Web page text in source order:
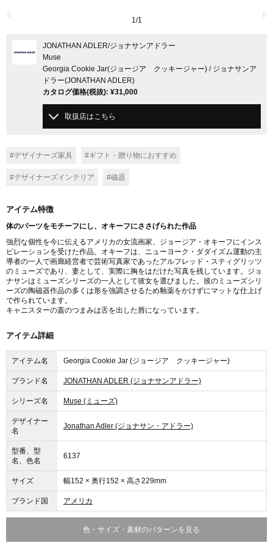
1/1
JONATHAN ADLER/ジョナサンアドラー
Muse
Georgia Cookie Jar(ジョージア クッキージャー) / ジョナサンア
ドラー(JONATHAN ADLER)
カタログ価格(税抜): ¥31,000
取扱店はこちら
#デザイナーズ家具 #ギフト・贈り物におすすめ
#デザイナーズインテリア #磁器
アイテム特徴
体のパーツをモチーフにし、オキーフにささげられた作品
強烈な個性を今に伝えるアメリカの女流画家、ジョージア・オキーフにインス
ピレーションを受けた作品。オキーフは、ニューヨーク・ダダイズム運動の主
導者の一人で画廊経営者で芸術写真家であったアルフレッド・スティグリッツ
のミューズであり、妻として、実際に胸をはだけた写真を残しています。ジョ
ナサンはミューズシリーズの一人として彼女を選びました。彼のミューズシリ
ーズの陶磁器作品の多くは形を強調させるため釉薬をかけずにマットな仕上げ
で作られています。
キャニスターの蓋のつまみは舌を出した唇になっています。
アイテム詳細
アイテム名 Georgia Cookie Jar (ジョージア クッキージャー)
ブランド名 JONATHAN ADLER (ジョナサンアドラー)
シリーズ名 Muse (ミューズ)
デザイナー
名
Jonathan Adler (ジョナサン・アドラー)
型番、型
名、色名
6137
サイズ 幅152 × 奥行152 × 高さ229mm
ブランド国 アメリカ
色・サイズ・素材のパターンを見る